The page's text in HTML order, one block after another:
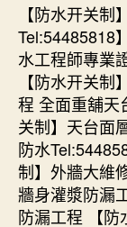
【防水开关
Tel:54485818
水工程師專業
【防水开关
程 全面重舖天
关制】天台面
防水
制】外牆大維
牆身灌漿防漏
防漏工程 【防